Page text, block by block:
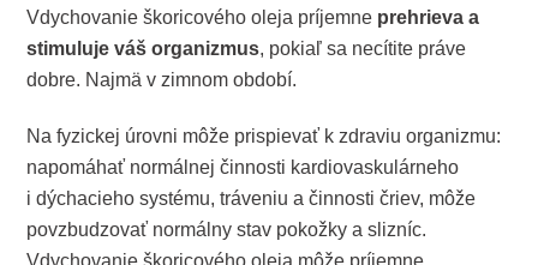
Vdychovanie škoricového oleja príjemne prehrieva a
stimuluje váš organizmus, pokiaľ sa necítite práve
dobre. Najmä v zimnom období.
Na fyzickej úrovni môže prispievať k zdraviu organizmu:
napomáhať normálnej činnosti kardiovaskulárneho
i dýchacieho systému, tráveniu a činnosti čriev, môže
povzbudzovať normálny stav pokožky a slizníc.